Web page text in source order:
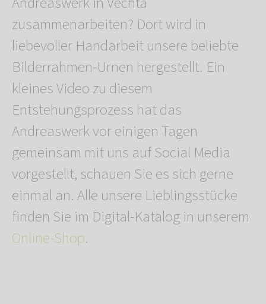
zusammenarbeiten? Dort wird in
liebevoller Handarbeit unsere beliebte
Bilderrahmen-Urnen hergestellt. Ein
kleines Video zu diesem
Entstehungsprozess hat das
Andreaswerk vor einigen Tagen
gemeinsam mit uns auf Social Media
vorgestellt, schauen Sie es sich gerne
einmal an. Alle unsere Lieblingsstücke
finden Sie im Digital-Katalog in unserem
Online-Shop.